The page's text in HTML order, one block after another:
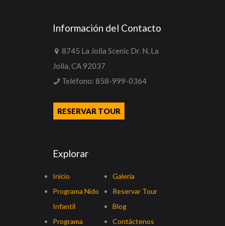
Información del Contacto
8745 La Jolla Scenic Dr. N, La
Jolla, CA 92037
Teléfono: 858-999-0364
RESERVAR TOUR
Explorar
Inicio
Programa Nido
Infantil
Programa
Galería
Reservar Tour
Blog
Contáctenos